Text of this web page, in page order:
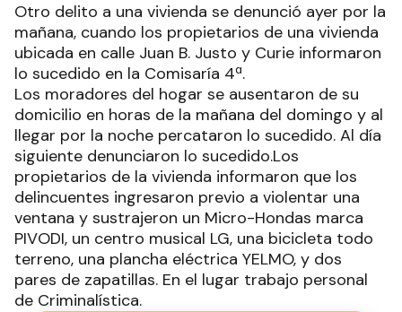
Otro delito a una vivienda se denunció ayer por la
mañana, cuando los propietarios de una vivienda
ubicada en calle Juan B. Justo y Curie informaron
lo sucedido en la Comisaría 4ª.
Los moradores del hogar se ausentaron de su
domicilio en horas de la mañana del domingo y al
llegar por la noche percataron lo sucedido. Al día
siguiente denunciaron lo sucedido.Los
propietarios de la vivienda informaron que los
delincuentes ingresaron previo a violentar una
ventana y sustrajeron un Micro-Hondas marca
PIVODI, un centro musical LG, una bicicleta todo
terreno, una plancha eléctrica YELMO, y dos
pares de zapatillas. En el lugar trabajo personal
de Criminalística.